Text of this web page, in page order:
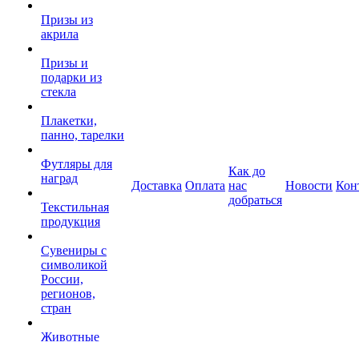
Призы из
акрила
Призы и
подарки из
стекла
Плакетки,
панно, тарелки
Футляры для
наград
Текстильная
продукция
Сувениры с
символикой
России,
регионов,
стран
Животные
Доставка Оплата
Как до
нас
добраться
Новости